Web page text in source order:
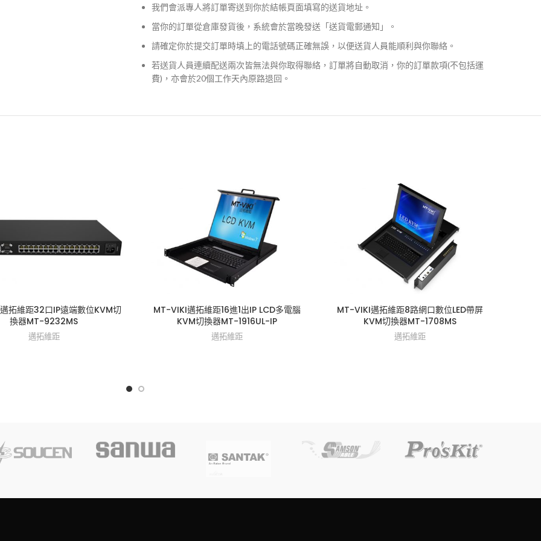
我們會派專人將訂單寄送到你於結帳頁面填寫的送貨地址。
當你的訂單從倉庫發貨後，系統會於當晚發送「送貨電郵通知」。
請確定你於提交訂單時填上的電話號碼正確無誤，以便送貨人員能順利與你聯絡。
若送貨人員連續配送兩次皆無法與你取得聯絡，訂單將自動取消，你的訂單款項(不包括運
費)，亦會於20個工作天內原路退回。
拓維距32口IP遠端數位KVM切
換器MT-9232MS
邁拓維距
MT-VIKI邁拓維距16進1出IP LCD多電腦
KVM切換器MT-1916UL-IP
邁拓維距
MT-VIKI邁拓維距8路網口數位LED帶屏
KVM切換器MT-1708MS
邁拓維距